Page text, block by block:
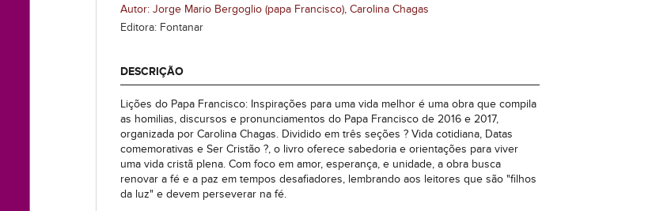
Autor: Jorge Mario Bergoglio (papa Francisco), Carolina Chagas
Editora: Fontanar
DESCRIÇÃO
Lições do Papa Francisco: Inspirações para uma vida melhor é uma obra que compila
as homilias, discursos e pronunciamentos do Papa Francisco de 2016 e 2017,
organizada por Carolina Chagas. Dividido em três seções ? Vida cotidiana, Datas
comemorativas e Ser Cristão ?, o livro oferece sabedoria e orientações para viver
uma vida cristã plena. Com foco em amor, esperança, e unidade, a obra busca
renovar a fé e a paz em tempos desafiadores, lembrando aos leitores que são "filhos
da luz" e devem perseverar na fé.